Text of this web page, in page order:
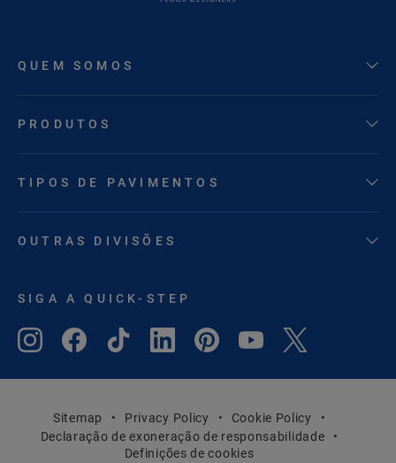
QUEM SOMOS
PRODUTOS
TIPOS DE PAVIMENTOS
OUTRAS DIVISÕES
SIGA A QUICK-STEP
Sitemap Privacy Policy
Cookie Policy
Declaração de exoneração de responsabilidade
Definições de cookies